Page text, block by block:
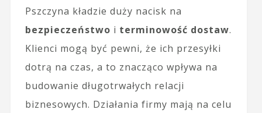
Pszczyna kładzie duży nacisk na
bezpieczeństwo i terminowość dostaw.
Klienci mogą być pewni, że ich przesyłki
dotrą na czas, a to znacząco wpływa na
budowanie długotrwałych relacji
biznesowych. Działania firmy mają na celu